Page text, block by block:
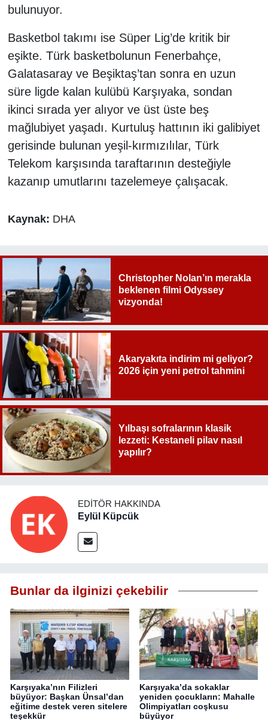
bulunuyor.
Basketbol takımı ise Süper Lig’de kritik bir
eşikte. Türk basketbolunun Fenerbahçe,
Galatasaray ve Beşiktaş’tan sonra en uzun
süre ligde kalan kulübü Karşıyaka, sondan
ikinci sırada yer alıyor ve üst üste beş
mağlubiyet yaşadı. Kurtuluş hattının iki galibiyet
gerisinde bulunan yeşil-kırmızılılar, Türk
Telekom karşısında taraftarının desteğiyle
kazanıp umutlarını tazelemeye çalışacak.
Kaynak: DHA
Christopher Nolan’ın merakla
beklenen filmi Odyssey
vizyonda!
Akaryakıta indirim mi geliyor?
2026 için yeni petrol tahmini
Yılbaşı sofralarının klasik
lezzeti: Kestaneli pilav nasıl
yapılır?
EDITÖR HAKKINDA
Eylül Küpcük
Bunlar da ilginizi çekebilir
Karşıyaka’nın Filizleri
büyüyor: Başkan Ünsal’dan
eğitime destek veren sitelere
teşekkür
Karşıyaka’da sokaklar
yeniden çocukların: Mahalle
Olimpiyatları coşkusu
büyüyor